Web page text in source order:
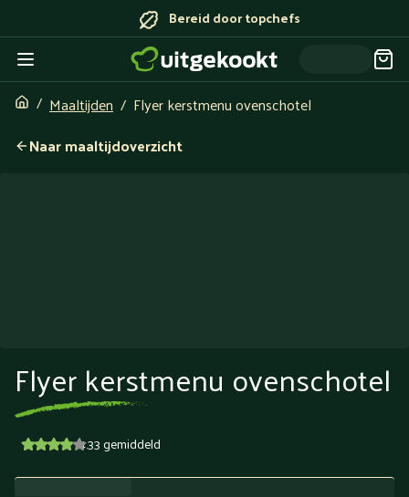
Bereid door topchefs
Maaltijden
Flyer kerstmenu ovenschotel
Naar maaltijdoverzicht
Flyer kerstmenu ovenschotel
4.33gemiddeld